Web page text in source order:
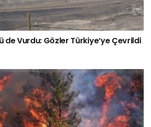
de Vurdu: Gözler Türkiye’ye Çevrildi